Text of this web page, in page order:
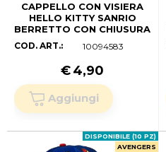
CAPPELLO CON VISIERA
HELLO KITTY SANRIO
BERRETTO CON CHIUSURA
REGOLABILE BAMBINO -
HK37-0150 (55 CM.)
COD. ART.: 10094583
€4,90
AVENGERS
DISPONIBILE (10 PZ)